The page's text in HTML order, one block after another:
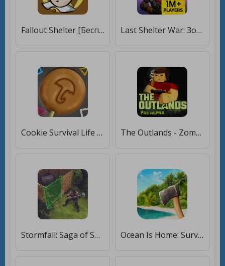
Fallout Shelter [Бесплатные покупки] Last Shelter War: Зомби игра [Много денег]
Cookie Survival Life Challenge [Бесплатные покупки] The Outlands - Zombie Survival (Pre Alpha) [Бесплатные покупки]
Stormfall: Saga of Survival [Бесплатные покупки] Ocean Is Home: Survival Island [Бесплатные покупки]